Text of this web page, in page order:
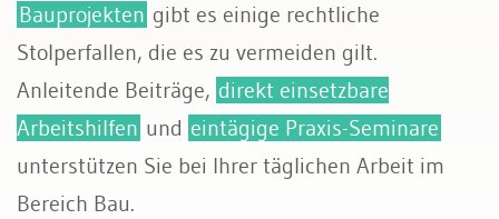
Bauprojekten gibt es einige rechtliche
Stolperfallen, die es zu vermeiden gilt.
Anleitende Beiträge, direkt einsetzbare
Arbeitshilfen und eintägige Praxis-Seminare
unterstützen Sie bei Ihrer täglichen Arbeit im
Bereich Bau.